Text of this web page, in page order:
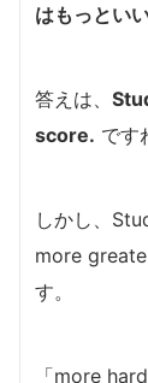
はもっとい
答えは、
score. です
しかし、
more
す。
「more